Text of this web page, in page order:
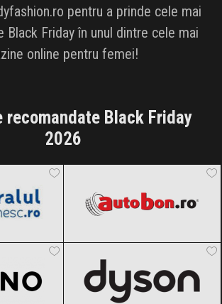
pentru a prinde cele mai
Black Friday în unul dintre cele mai
online pentru femei!
recomandate Black Friday
2026